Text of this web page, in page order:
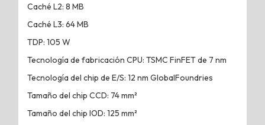
Caché L2: 8 MB
Caché L3: 64 MB
TDP: 105 W
Tecnología de fabricación CPU: TSMC FinFET de 7 nm
Tecnología del chip de E/S: 12 nm GlobalFoundries
Tamaño del chip CCD: 74 mm²
Tamaño del chip IOD: 125 mm²